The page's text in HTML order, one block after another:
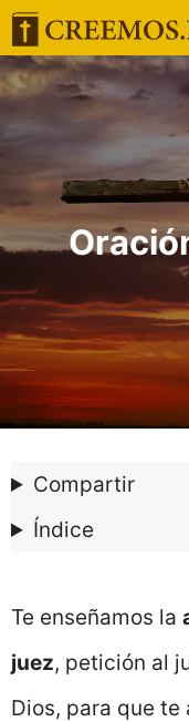
Saltar
al
contenido
Compartir
Índice
Te enseñamos la
juez, petición al
Dios, para que te